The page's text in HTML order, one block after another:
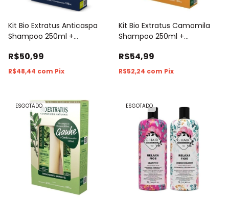
Kit Bio Extratus Anticaspa
Shampoo 250ml +
R$50,99
R$48,44 com Pix
Kit Bio Extratus Camomila
Shampoo 250ml +
R$54,99
R$52,24 com Pix
ESGOTADO ESGOTADO